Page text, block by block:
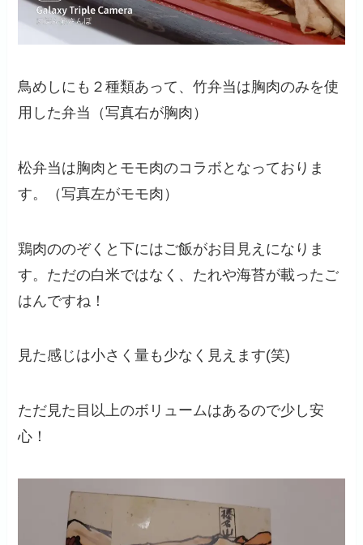
鳥めしにも２種類あって、竹弁当は胸肉のみを使
用した弁当（写真右が胸肉）
松弁当は胸肉とモモ肉のコラボとなっておりま
す。（写真左がモモ肉）
鶏肉ののぞくと下にはご飯がお目見えになりま
す。ただの白米ではなく、たれや海苔が載ったご
はんですね！
見た感じは小さく量も少なく見えます(笑)
ただ見た目以上のボリュームはあるので少し安
心！